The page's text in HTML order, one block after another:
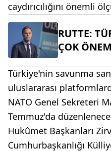
caydırıcılığını önemli
RUTTE:
ÇOK
Türkiye'nin savunma
uluslararası
NATO Genel Sekreteri
Temmuz'da
Hükûmet Başkanları
Cumhurbaşkanlığı